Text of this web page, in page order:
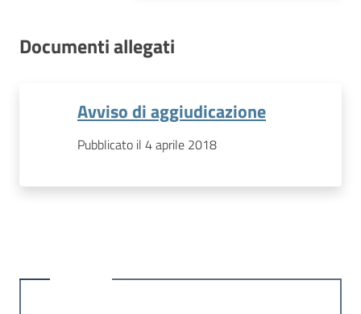
Documenti allegati
Avviso di aggiudicazione
Pubblicato il 4 aprile 2018